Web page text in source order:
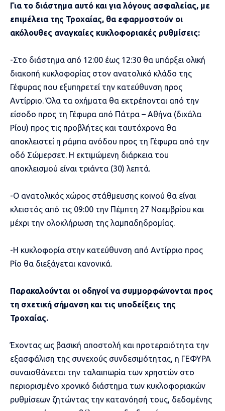
Για το διάστημα αυτό και για λόγους ασφαλείας, με
επιμέλεια της Τροχαίας, θα εφαρμοστούν οι
ακόλουθες αναγκαίες κυκλοφοριακές ρυθμίσεις:
-Στο διάστημα από 12:00 έως 12:30 θα υπάρξει ολική
διακοπή κυκλοφορίας στον ανατολικό κλάδο της
Γέφυρας που εξυπηρετεί την κατεύθυνση προς
Αντίρριο. Όλα τα οχήματα θα εκτρέπονται από την
είσοδο προς τη Γέφυρα από Πάτρα – Αθήνα (διχάλα
Ρίου) προς τις προβλήτες και ταυτόχρονα θα
αποκλειστεί η ράμπα ανόδου προς τη Γέφυρα από την
οδό Σώμερσετ. Η εκτιμώμενη διάρκεια του
αποκλεισμού είναι τριάντα (30) λεπτά.
-Ο ανατολικός χώρος στάθμευσης κοινού θα είναι
κλειστός από τις 09:00 την Πέμπτη 27 Νοεμβρίου και
μέχρι την ολοκλήρωση της λαμπαδηδρομίας.
-Η κυκλοφορία στην κατεύθυνση από Αντίρριο προς
Ρίο θα διεξάγεται κανονικά.
Παρακαλούνται οι οδηγοί να συμμορφώνονται προς
τη σχετική σήμανση και τις υποδείξεις της
Τροχαίας.
Έχοντας ως βασική αποστολή και προτεραιότητα την
εξασφάλιση της συνεχούς συνδεσιμότητας, η ΓΕΦΥΡΑ
συναισθάνεται την ταλαιπωρία των χρηστών στο
περιορισμένο χρονικό διάστημα των κυκλοφοριακών
ρυθμίσεων ζητώντας την κατανόησή τους, δεδομένης